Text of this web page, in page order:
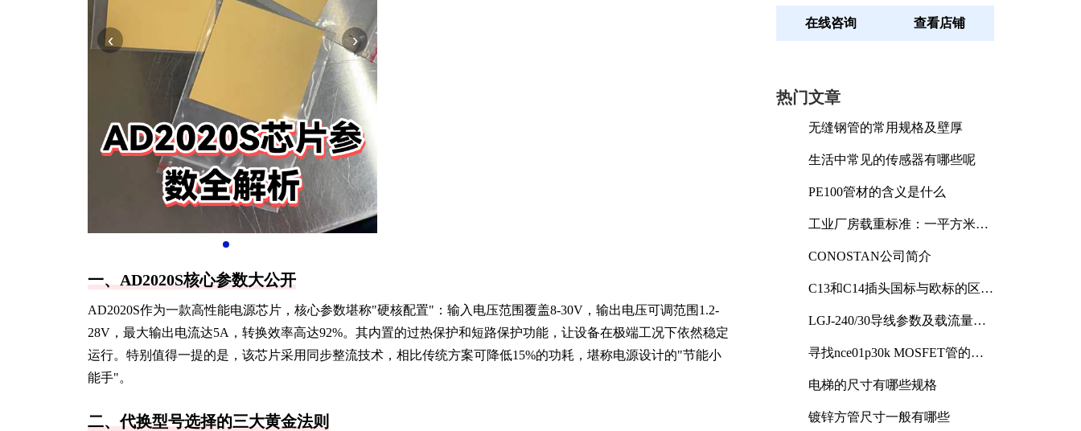
‹ ›
一、AD2020S核心参数大公开
AD2020S作为一款高性能电源芯片，核心参数堪称"硬核配置"：输入电压范围覆盖8-30V，输出电压可调范围1.2-
28V，最大输出电流达5A，转换效率高达92%。其内置的过热保护和短路保护功能，让设备在极端工况下依然稳定
运行。特别值得一提的是，该芯片采用同步整流技术，相比传统方案可降低15%的功耗，堪称电源设计的"节能小
能手"。
二、代换型号选择的三大黄金法则
在线咨询 查看店铺
热门文章
无缝钢管的常用规格及壁厚
生活中常见的传感器有哪些呢
PE100管材的含义是什么
工业厂房载重标准：一平方米能
CONOSTAN公司简介
C13和C14插头国标与欧标的区别
LGJ-240/30导线参数及载流量解
寻找nce01p30k MOSFET管的合
电梯的尺寸有哪些规格
镀锌方管尺寸一般有哪些